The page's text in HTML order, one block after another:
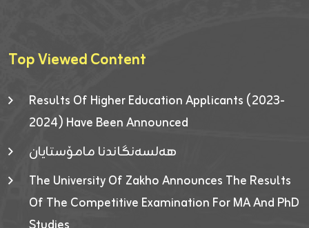
Top Viewed Content
Results Of Higher Education Applicants (2023-
2024) Have Been Announced
هەلسەنگاندنا مامۆستایان
The University Of Zakho Announces The Results
Of The Competitive Examination For MA And PhD